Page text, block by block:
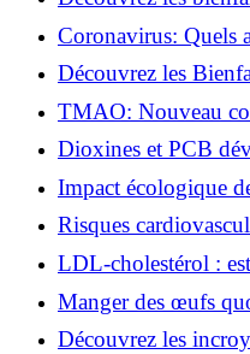
légumes d'avril!
Coronavirus: Quels
booster votre
Découvrez les
Super Aliment à
TMAO: Nouveau
cardiaques?
Dioxines et PCB
polluants dangereux!
Impact écologique
savoir maintenant!
Risques
œufs selon les
LDL-cholestérol :
Découvrez la vérité !
Manger des œufs
vraiment sans risque ?
Découvrez les